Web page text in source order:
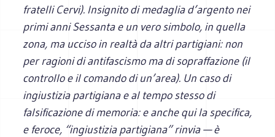
fratelli Cervi). Insignito di medaglia d’argento nei
primi anni Sessanta e un vero simbolo, in quella
zona, ma ucciso in realtà da altri partigiani: non
per ragioni di antifascismo ma di sopraffazione (il
controllo e il comando di un’area). Un caso di
ingiustizia partigiana e al tempo stesso di
falsificazione di memoria: e anche qui la specifica,
e feroce, “ingiustizia partigiana” rinvia — è